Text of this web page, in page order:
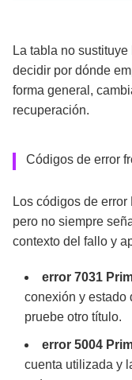
La tabla no
decidir por dónde
forma general,
recuperación.
Códigos de error
Los códigos de
pero no siempre
contexto del fallo y
error 7031
conexión y estado
pruebe otro título.
error 5004
cuenta utilizada y